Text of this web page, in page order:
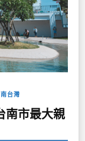
南台灣
南市最大親